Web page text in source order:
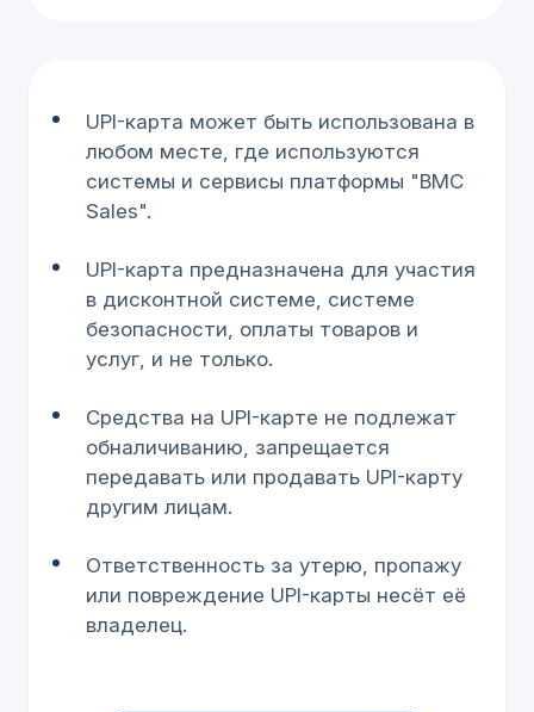
UPI-карта может быть использована в
любом месте, где используются
системы и сервисы платформы "BMC
Sales".
UPI-карта предназначена для участия
в дисконтной системе, системе
безопасности, оплаты товаров и
услуг, и не только.
Средства на UPI-карте не подлежат
обналичиванию, запрещается
передавать или продавать UPI-карту
другим лицам.
Ответственность за утерю, пропажу
или повреждение UPI-карты несёт её
владелец.